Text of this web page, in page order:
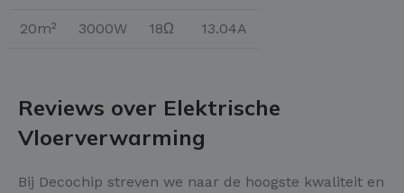
20m² 3000W 18Ω 13.04A
Reviews over Elektrische
Vloerverwarming
Bij Decochip streven we naar de hoogste kwaliteit en